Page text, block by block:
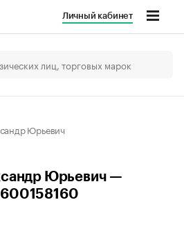
Личный кабинет
Юрьевич
Юрьевич —